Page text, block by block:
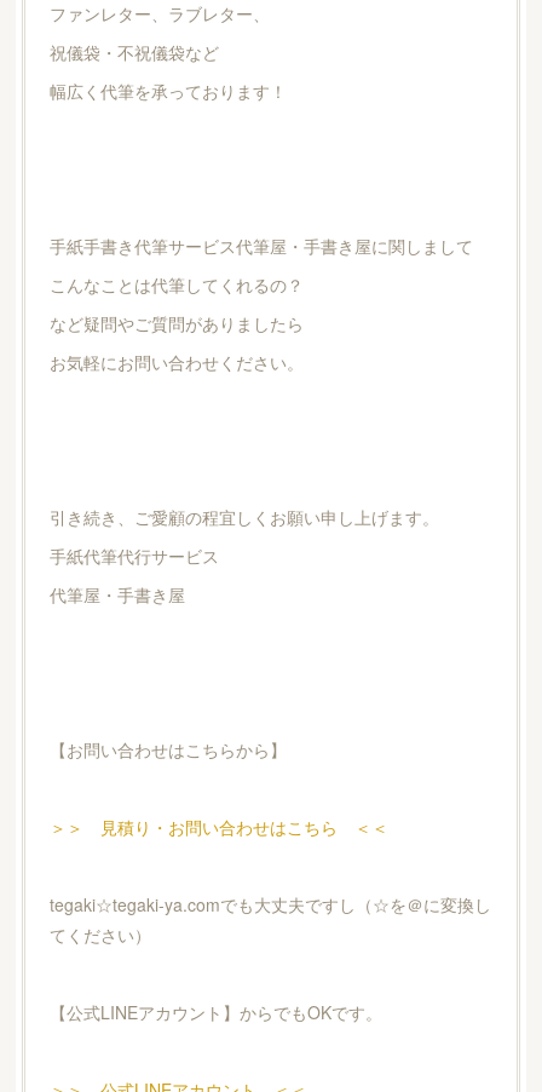
ファンレター、ラブレター、
祝儀袋・不祝儀袋など
幅広く代筆を承っております！
手紙手書き代筆サービス代筆屋・手書き屋に関しまして
こんなことは代筆してくれるの？
など疑問やご質問がありましたら
お気軽にお問い合わせください。
引き続き、ご愛顧の程宜しくお願い申し上げます。
手紙代筆代行サービス
代筆屋・手書き屋
【お問い合わせはこちらから】
＞＞ 見積り・お問い合わせはこちら ＜＜
tegaki☆tegaki-ya.comでも大丈夫ですし（☆を＠に変換し
てください）
【公式LINEアカウント】からでもOKです。